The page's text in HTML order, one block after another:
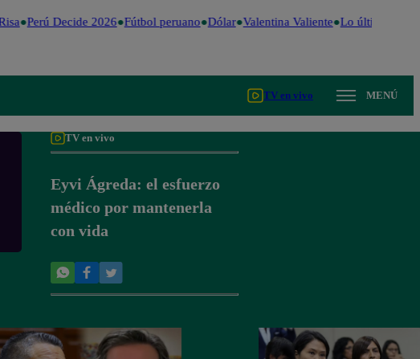
Perú Decide 2026 Fútbol peruano Dólar Valentina Valiente Lo último
TV en vivo MENÚ
TV en vivo
Eyvi Ágreda: el esfuerzo
médico por mantenerla
con vida